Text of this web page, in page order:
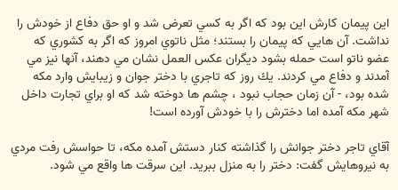
اين پيمان كارش اين بود كه اگر به كسي تعرض شد و او حق دفاع از خودش را
نداشت. آن هايي كه پيمان را بستند؛ مثل ناتوي امروز كه اگر به كشوري كه
عضو ناتو است حمله بشود ديگران عكس العمل نشان مي دهند، آنها نيز مي
آمدند و دفاع مي كردند. يك روز كه تاجري با دختر جوان و زيبايش وارد مكه
شده بود، - آن زمان حجاب نبود ، چشم ها دوخته شد كه او براي تجارت داخل
شهر مكه آمده اما دخترش را با خودش آورده است!
آقاي تاجر دختر جوانش را گذاشته كنار دستش آمده مكه، تا حواسش رفت مردي
به نيروهايش گفت: دختر را به منزل ببريد. اين سرقت ها واقع مي شود.